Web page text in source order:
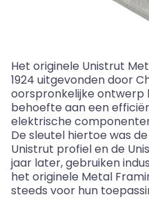
Het originele Unistrut
1924 uitgevonden door
oorspronkelijke ontwerp
behoefte aan een
elektrische
De sleutel hiertoe was
Unistrut profielen de
jaar later, gebruiken
het originele Metal
steeds voor hun